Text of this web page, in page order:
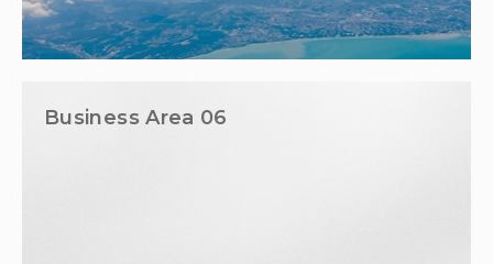
Business Area 06